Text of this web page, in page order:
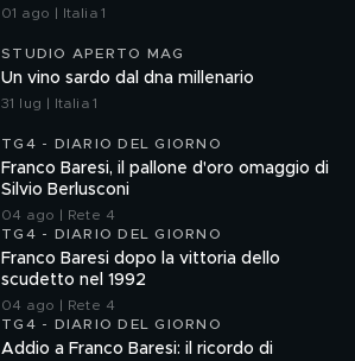
01 ago | Italia 1
STUDIO APERTO MAG
Un vino sardo dal dna millenario
31 lug | Italia 1
TG4 - DIARIO DEL GIORNO
Franco Baresi, il pallone d'oro omaggio di
Silvio Berlusconi
04 ago | Rete 4
TG4 - DIARIO DEL GIORNO
Franco Baresi dopo la vittoria dello
scudetto nel 1992
04 ago | Rete 4
TG4 - DIARIO DEL GIORNO
Addio a Franco Baresi: il ricordo di